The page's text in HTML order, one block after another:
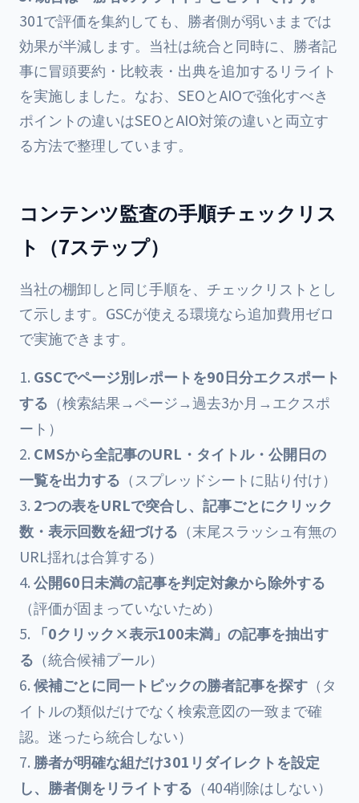
301で評価を集約しても、勝者側が弱いままでは
効果が半減します。当社は統合と同時に、勝者記
事に冒頭要約・比較表・出典を追加するリライト
を実施しました。なお、SEOとAIOで強化すべき
ポイントの違いはSEOとAIO対策の違いと両立す
る方法で整理しています。
コンテンツ監査の手順チェックリス
ト（7ステップ）
当社の棚卸しと同じ手順を、チェックリストとし
て示します。GSCが使える環境なら追加費用ゼロ
で実施できます。
GSCでページ別レポートを90日分エクスポート
する （検索結果→ページ→過去3か月→エクスポ
ート）
CMSから全記事のURL・タイトル・公開日の
一覧を出力する （スプレッドシートに貼り付け）
2つの表をURLで突合し、記事ごとにクリック
数・表示回数を紐づける （末尾スラッシュ有無の
URL揺れは合算する）
公開60日未満の記事を判定対象から除外する
（評価が固まっていないため）
「0クリック×表示100未満」の記事を抽出す
る （統合候補プール）
候補ごとに同一トピックの勝者記事を探す （タ
イトルの類似だけでなく検索意図の一致まで確
認。迷ったら統合しない）
勝者が明確な組だけ301リダイレクトを設定
し、勝者側をリライトする （404削除はしない）